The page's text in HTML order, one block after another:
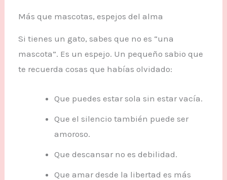
Más que mascotas, espejos del alma
Si tienes un gato, sabes que no es “una
mascota”. Es un espejo. Un pequeño sabio que
te recuerda cosas que habías olvidado:
Que puedes estar sola sin estar vacía.
Que el silencio también puede ser
amoroso.
Que descansar no es debilidad.
Que amar desde la libertad es más